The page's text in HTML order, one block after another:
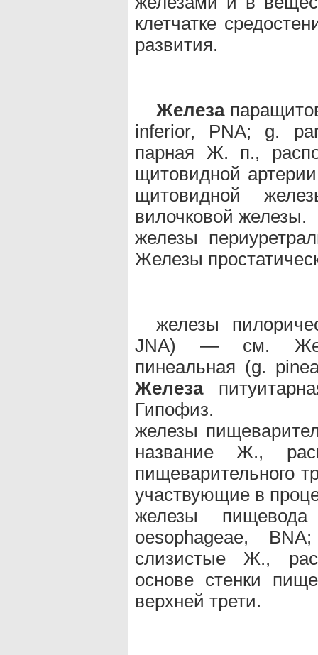
клетчатке
развития.
Железа
inferior, PNA; g.
парная Ж. п.,
щитовидной
щитовидной
вилочковой железы.
железы
Железы
железы
JNA) — см.
пинеальная (g.
Железа
Гипофиз.
железы
название Ж.,
пищеварительного
участвующие в
железы
oesophageae,
слизистые Ж.,
основе стенки
верхней трети.